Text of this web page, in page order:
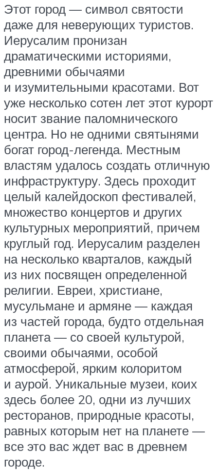
Этот город — символ святости
даже для неверующих туристов.
Иерусалим пронизан
драматическими историями,
древними обычаями
и изумительными красотами. Вот
уже несколько сотен лет этот курорт
носит звание паломнического
центра. Но не одними святынями
богат город-легенда. Местным
властям удалось создать отличную
инфраструктуру. Здесь проходит
целый калейдоскоп фестивалей,
множество концертов и других
культурных мероприятий, причем
круглый год. Иерусалим разделен
на несколько кварталов, каждый
из них посвящен определенной
религии. Евреи, христиане,
мусульмане и армяне — каждая
из частей города, будто отдельная
планета — со своей культурой,
своими обычаями, особой
атмосферой, ярким колоритом
и аурой. Уникальные музеи, коих
здесь более 20, одни из лучших
ресторанов, природные красоты,
равных которым нет на планете —
все это вас ждет вас в древнем
городе.